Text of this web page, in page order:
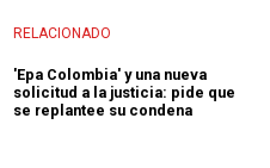
RELACIONADO
'Epa Colombia' y una nueva
solicitud a la justicia: pide que
se replantee su condena